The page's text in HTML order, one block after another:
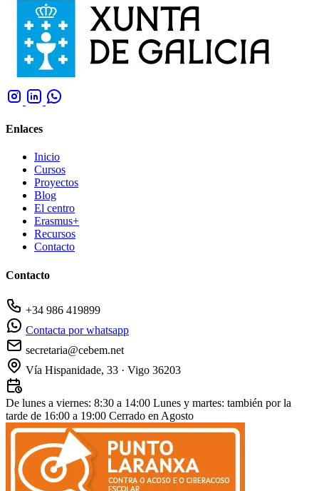
Enlaces
Inicio
Cursos
Proyectos
Blog
El centro
Erasmus+
Recursos
Contacto
Contacto
+34 986 419899
Contacta por whatsapp
secretaria@cebem.net
Vía Hispanidade, 33 · Vigo 36203
De lunes a viernes: 8:30 a 14:00 Lunes y martes: también por la
tarde de 16:00 a 19:00 Cerrado en Agosto